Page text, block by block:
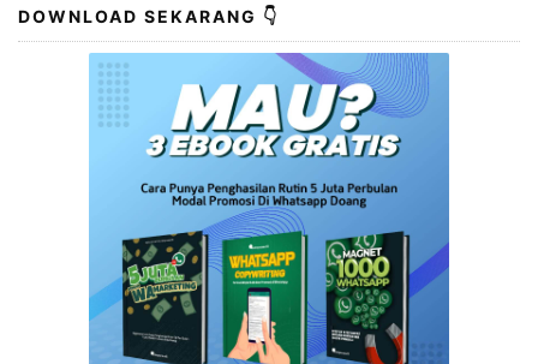
DOWNLOAD SEKARANG 👇